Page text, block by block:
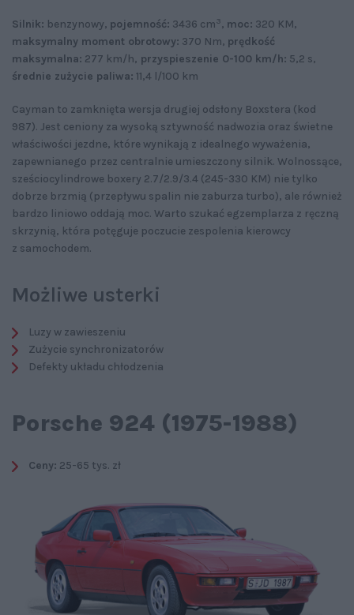
Silnik: benzynowy, pojemność: 3436 cm3, moc: 320 KM,
maksymalny moment obrotowy: 370 Nm, prędkość
maksymalna: 277 km/h, przyspieszenie 0-100 km/h: 5,2 s,
średnie zużycie paliwa: 11,4 l/100 km
Cayman to zamknięta wersja drugiej odsłony Boxstera (kod
987). Jest ceniony za wysoką sztywność nadwozia oraz świetne
właściwości jezdne, które wynikają z idealnego wyważenia,
zapewnianego przez centralnie umieszczony silnik. Wolnossące,
sześciocylindrowe boxery 2.7/2.9/3.4 (245-330 KM) nie tylko
dobrze brzmią (przepływu spalin nie zaburza turbo), ale również
bardzo liniowo oddają moc. Warto szukać egzemplarza z ręczną
skrzynią, która potęguje poczucie zespolenia kierowcy
z samochodem.
Możliwe usterki
Luzy w zawieszeniu
Zużycie synchronizatorów
Defekty układu chłodzenia
Porsche 924 (1975-1988)
Ceny: 25-65 tys. zł